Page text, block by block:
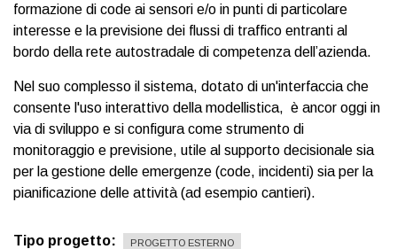
formazione di code ai sensori e/o in punti di particolare
interesse e la previsione dei flussi di traffico entranti al
bordo della rete autostradale di competenza dell’azienda.
Nel suo complesso il sistema, dotato di un'interfaccia che
consente l'uso interattivo della modellistica, è ancor oggi in
via di sviluppo e si configura come strumento di
monitoraggio e previsione, utile al supporto decisionale sia
per la gestione delle emergenze (code, incidenti) sia per la
pianificazione delle attività (ad esempio cantieri).
Tipo progetto PROGETTO ESTERNO